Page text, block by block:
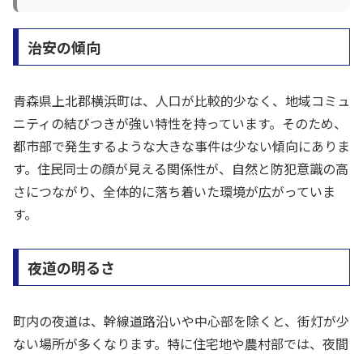
治安の傾向
青森県上北郡横浜町は、人口が比較的少なく、地域コミュ
ニティの結びつきが強い特性を持っています。そのため、
都市部で発生するような大きな事件は少ない傾向にありま
す。住民同士の顔が見える関係性が、自然と防犯意識の高
さにつながり、全体的に落ち着いた環境が広がっていま
す。
夜道の明るさ
町内の夜道は、幹線道路沿いや中心部を除くと、街灯が少
ない場所が多くなります。特に住宅地や農村部では、夜間